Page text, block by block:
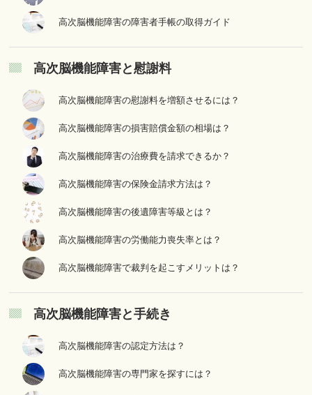
高次脳機能障害の障害者手帳の取得ガイド
高次脳機能障害と慰謝料
高次脳機能障害の慰謝料を増額させるには？
高次脳機能障害の損害賠償金額の相場は？
高次脳機能障害の治療費を請求できるか？
高次脳機能障害の保険金請求方法は？
高次脳機能障害の後遺障害等級とは？
高次脳機能障害の労働能力喪失率とは？
高次脳機能障害で裁判を起こすメリットは？
高次脳機能障害と手続き
高次脳機能障害の認定方法は？
高次脳機能障害の専門家を探すには？